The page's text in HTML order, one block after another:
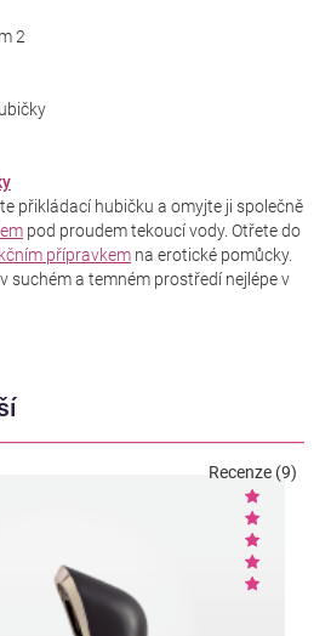
2
přikládací hubičku a omyjte ji společně
pod proudem tekoucí vody. Otřete do
přípravkem na erotické pomůcky.
suchém a temném prostředí nejlépe v
Recenze (9)